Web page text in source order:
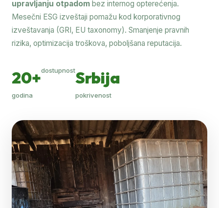
upravljanju otpadom bez internog opterećenja.
Mesečni ESG izveštaji pomažu kod korporativnog
izveštavanja (GRI, EU taxonomy). Smanjenje pravnih
rizika, optimizacija troškova, poboljšana reputacija.
20+
godina
dostupnostSrbija
pokrivenost